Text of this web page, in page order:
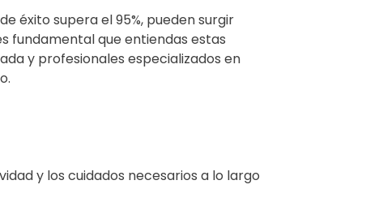
éxito supera el 95%, pueden surgir
fundamental que entiendas estas
y profesionales especializados en
y los cuidados necesarios a lo largo